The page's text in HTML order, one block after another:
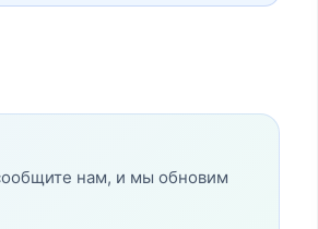
нам, и мы обновим